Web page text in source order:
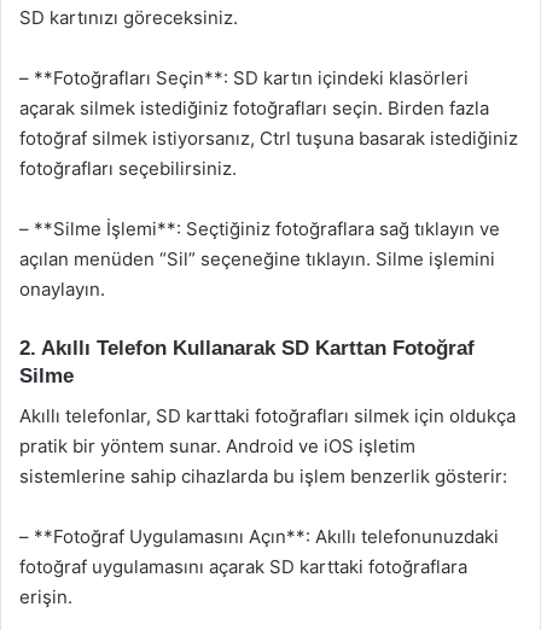
SD kartınızı göreceksiniz.
– **Fotoğrafları Seçin**: SD kartın içindeki klasörleri
açarak silmek istediğiniz fotoğrafları seçin. Birden fazla
fotoğraf silmek istiyorsanız, Ctrl tuşuna basarak istediğiniz
fotoğrafları seçebilirsiniz.
– **Silme İşlemi**: Seçtiğiniz fotoğraflara sağ tıklayın ve
açılan menüden “Sil” seçeneğine tıklayın. Silme işlemini
onaylayın.
2. Akıllı Telefon Kullanarak SD Karttan Fotoğraf
Silme
Akıllı telefonlar, SD karttaki fotoğrafları silmek için oldukça
pratik bir yöntem sunar. Android ve iOS işletim
sistemlerine sahip cihazlarda bu işlem benzerlik gösterir:
– **Fotoğraf Uygulamasını Açın**: Akıllı telefonunuzdaki
fotoğraf uygulamasını açarak SD karttaki fotoğraflara
erişin.